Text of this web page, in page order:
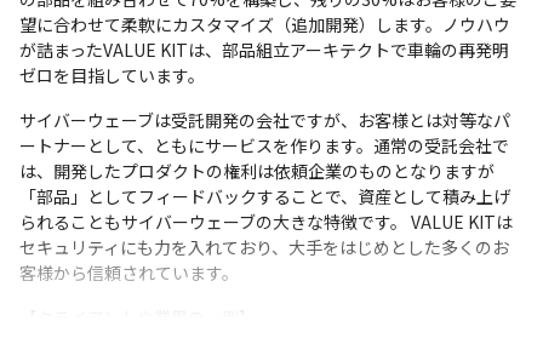
望に合わせて柔軟にカスタマイズ（追加開発）します。ノウハウ
が詰まったVALUE KITは、部品組立アーキテクトで車輪の再発明
ゼロを目指しています。
サイバーウェーブは受託開発の会社ですが、お客様とは対等なパ
ートナーとして、ともにサービスを作ります。通常の受託会社で
は、開発したプロダクトの権利は依頼企業のものとなりますが
「部品」としてフィードバックすることで、資産として積み上げ
られることもサイバーウェーブの大きな特徴です。 VALUE KITは
セキュリティにも力を入れており、大手をはじめとした多くのお
客様から信頼されています。